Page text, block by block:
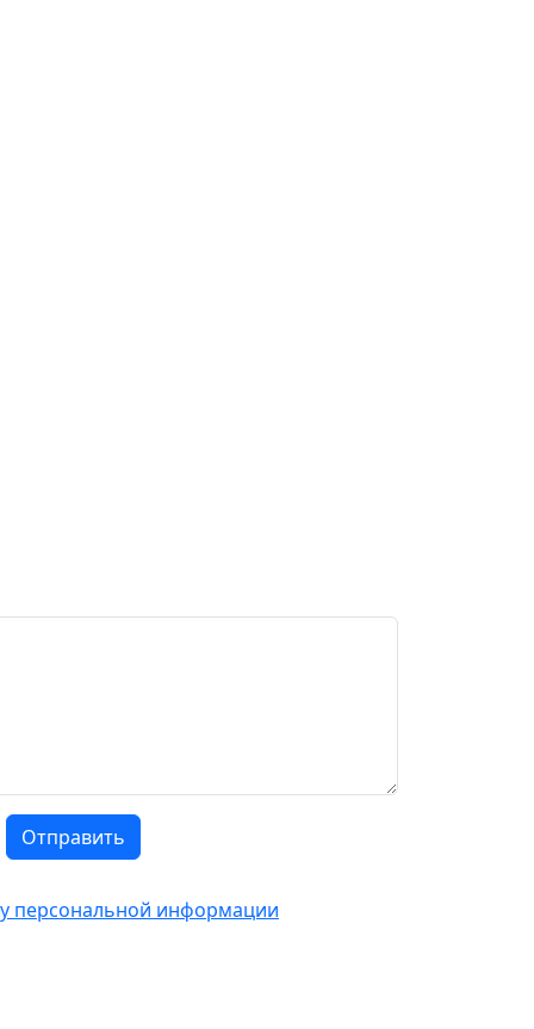
Отправить
персональной информации